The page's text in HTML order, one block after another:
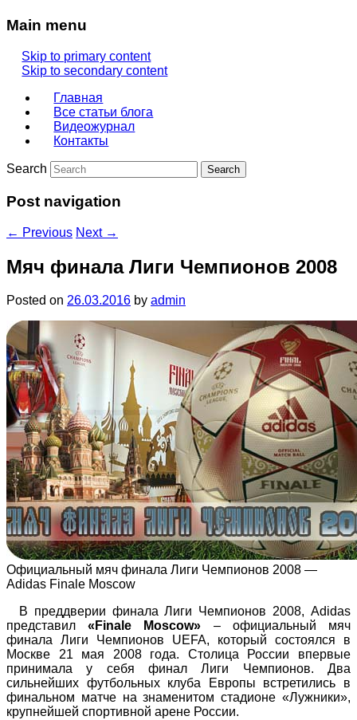
Main menu
Skip to primary content
Skip to secondary content
Главная
Все статьи блога
Видеожурнал
Контакты
Search
Post navigation
← Previous Next →
Мяч финала Лиги Чемпионов 2008
Posted on 26.03.2016 by admin
Официальный мяч финала Лиги Чемпионов 2008 —
Adidas Finale Moscow
В преддверии финала Лиги Чемпионов 2008, Аdidas
представил«Finale Moscow» – официальный мяч
финала Лиги Чемпионов UEFA, который состоялся в
Москве 21 мая 2008 года. Столица России впервые
принимала у себя финал Лиги Чемпионов. Два
сильнейших футбольных клуба Европы встретились в
финальном матче на знаменитом стадионе «Лужники»,
крупнейшей спортивной арене России.